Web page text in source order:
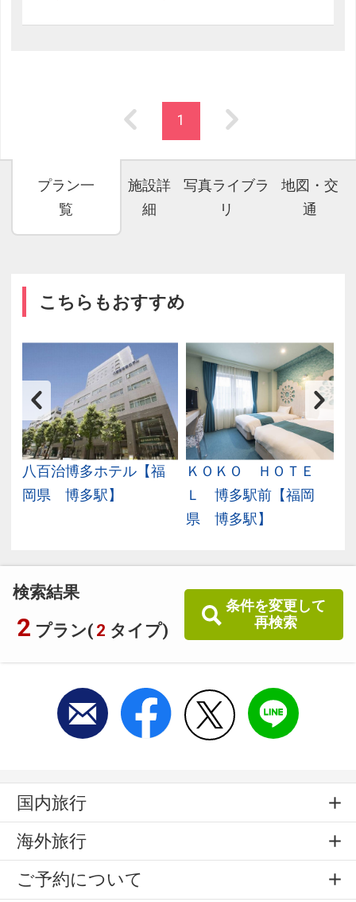
検索結果
2 プラン( 2 タイプ)
条件を変更して
再検索
1
プラン一
覧
施設詳
細
写真ライブラ
リ
地図・交
通
こちらもおすすめ
八百治博多ホテル【福
岡県 博多駅】
ＫＯＫＯ ＨＯＴＥ
Ｌ 博多駅前【福岡
県 博多駅】
国内旅行
海外旅行
ご予約について